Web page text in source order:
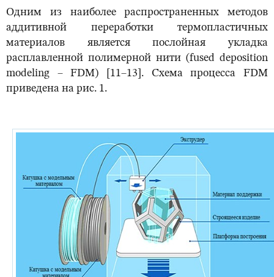
Одним из наиболее распространенных методов
аддитивной переработки термопластичных
материалов является послойная укладка
расплавленной полимерной нити (fused deposition
modeling – FDM) [11–13]. Схема процесса FDM
приведена на рис. 1.